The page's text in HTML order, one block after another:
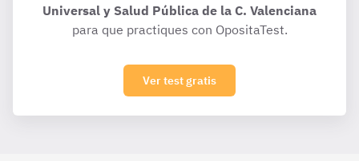
Universal y Salud Pública de la C. Valenciana
para que practiques con OpositaTest.
Ver test gratis